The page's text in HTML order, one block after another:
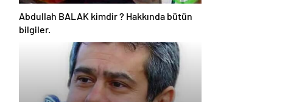
Abdullah BALAK kimdir ? Hakkında bütün
bilgiler.